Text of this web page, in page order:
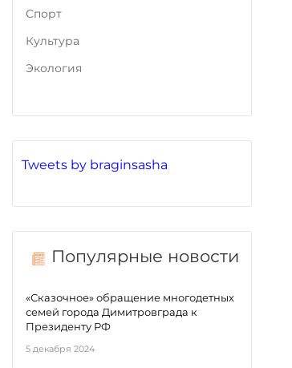
Tweets by braginsasha
Популярные новости
«Сказочное» обращение многодетных
семей города Димитровграда к
Президенту РФ
5 декабря 2024
Cпорт
Культура
Экология